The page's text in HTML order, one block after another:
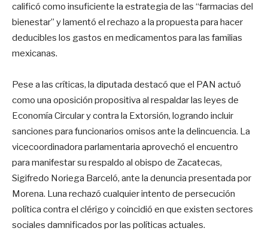
calificó como insuficiente la estrategia de las “farmacias del
bienestar” y lamentó el rechazo a la propuesta para hacer
deducibles los gastos en medicamentos para las familias
mexicanas.
Pese a las críticas, la diputada destacó que el PAN actuó
como una oposición propositiva al respaldar las leyes de
Economía Circular y contra la Extorsión, logrando incluir
sanciones para funcionarios omisos ante la delincuencia. La
vicecoordinadora parlamentaria aprovechó el encuentro
para manifestar su respaldo al obispo de Zacatecas,
Sigifredo Noriega Barceló, ante la denuncia presentada por
Morena. Luna rechazó cualquier intento de persecución
política contra el clérigo y coincidió en que existen sectores
sociales damnificados por las políticas actuales.